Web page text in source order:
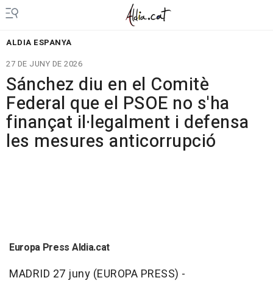
ALDIA ESPANYA
27 DE JUNY DE 2026
Sánchez diu en el Comitè
Federal que el PSOE no s'ha
finançat il·legalment i defensa
les mesures anticorrupció
Europa Press Aldia.cat
MADRID 27 juny (EUROPA PRESS) -